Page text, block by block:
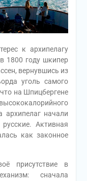
к архипелагу
1800 году шкипер
вернувшись из
уголь самого
на Шпицбергене
архипелаг начали
Активная
как законное
присутствие в
сначала